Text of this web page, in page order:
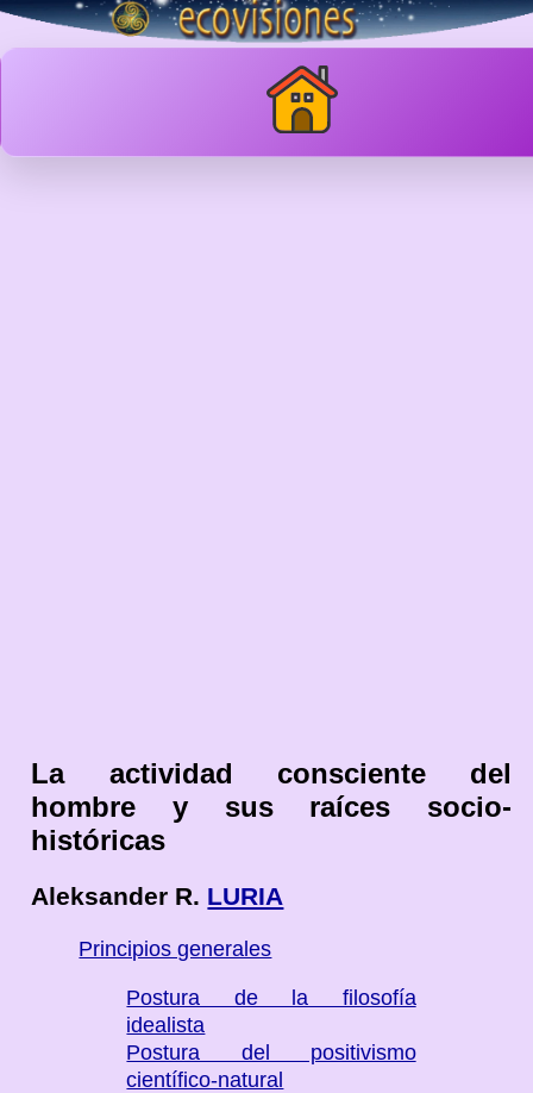
La actividad consciente del
hombre y sus raíces socio-
históricas
Aleksander R. LURIA
Principios generales
Postura de la filosofía
idealista
Postura del positivismo
científico-natural